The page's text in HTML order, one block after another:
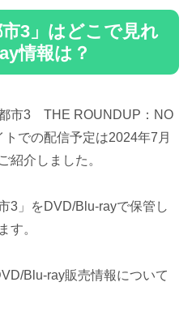
3」はどこで見れ
情報は？
市3 THE ROUNDUP：NO
での配信予定は2024年7月
紹介しました。
3」をDVD/Blu-rayで保管し
す。
Blu-ray販売情報について